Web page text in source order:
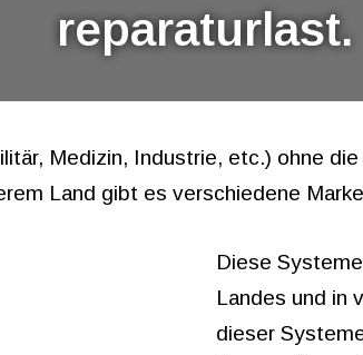
reparaturlast.
Medizin, Industrie, etc.) ohne
Land gibt es verschiedene
Diese
Landes und in
dieser